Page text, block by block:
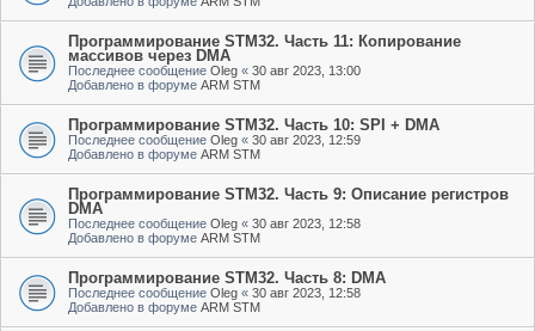
Программирование STM32. Часть 11: Копирование
массивов через DMA
Последнее сообщение Oleg « 30 авг 2023, 13:00
Добавлено в форуме ARM STM
Программирование STM32. Часть 10: SPI + DMA
Последнее сообщение Oleg « 30 авг 2023, 12:59
Добавлено в форуме ARM STM
Программирование STM32. Часть 9: Описание регистров
DMA
Последнее сообщение Oleg « 30 авг 2023, 12:58
Добавлено в форуме ARM STM
Программирование STM32. Часть 8: DMA
Последнее сообщение Oleg « 30 авг 2023, 12:58
Добавлено в форуме ARM STM